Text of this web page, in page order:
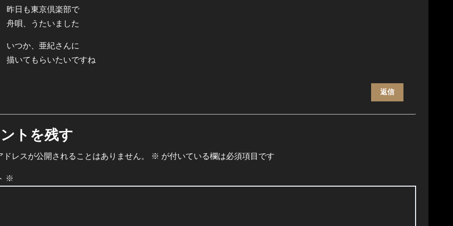
昨日も東京倶楽部で
舟唄、うたいました
いつか、亜紀さんに
描いてもらいたいですね
返信
トを残す
ドレスが公開されることはありません。 ※ が付いている欄は必須項目です
※